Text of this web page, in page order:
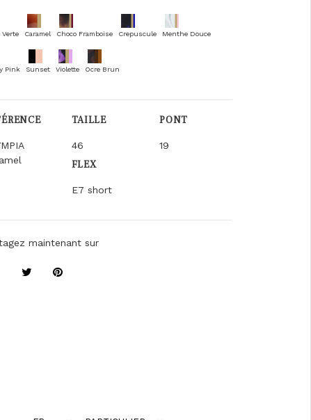
Verte Caramel Choco Framboise Crepuscule Menthe Douce
Pink Sunset Violette Ocre Brun
TAILLE
46
PONT
19
FLEX
E7 short
maintenant sur